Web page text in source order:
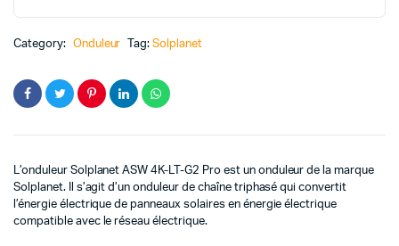
Pro
quantité
Category: Onduleur Tag:Solplanet
L’onduleur Solplanet ASW 4K-LT-G2 Pro est un onduleur de la marque
Solplanet. Il s’agit d’un onduleur de chaîne triphasé qui convertit
l’énergie électrique de panneaux solaires en énergie électrique
compatible avec le réseau électrique.